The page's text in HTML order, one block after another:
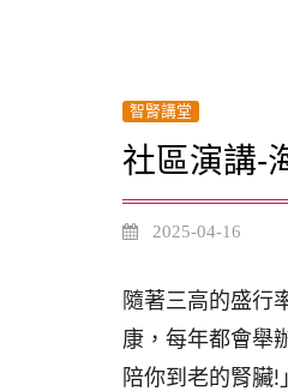
智腎講堂
社區演講-
2025-04-16
隨著三高的盛行
康，每年都會舉
陪你到老的腎臟!